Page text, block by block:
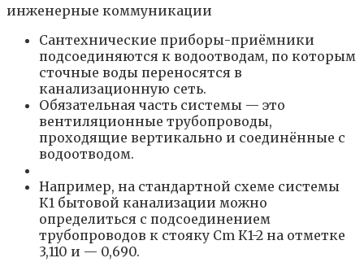
Сантехнические приборы-приёмники
подсоединяются к водоотводам, по которым
сточные воды переносятся в
канализационную сеть.
Обязательная часть системы — это
вентиляционные трубопроводы,
проходящие вертикально и соединённые с
водоотводом.
Например, на стандартной схеме системы
К1 бытовой канализации можно
определиться с подсоединением
трубопроводов к стояку Cm К1-2 на отметке
3,110 и — 0,690.